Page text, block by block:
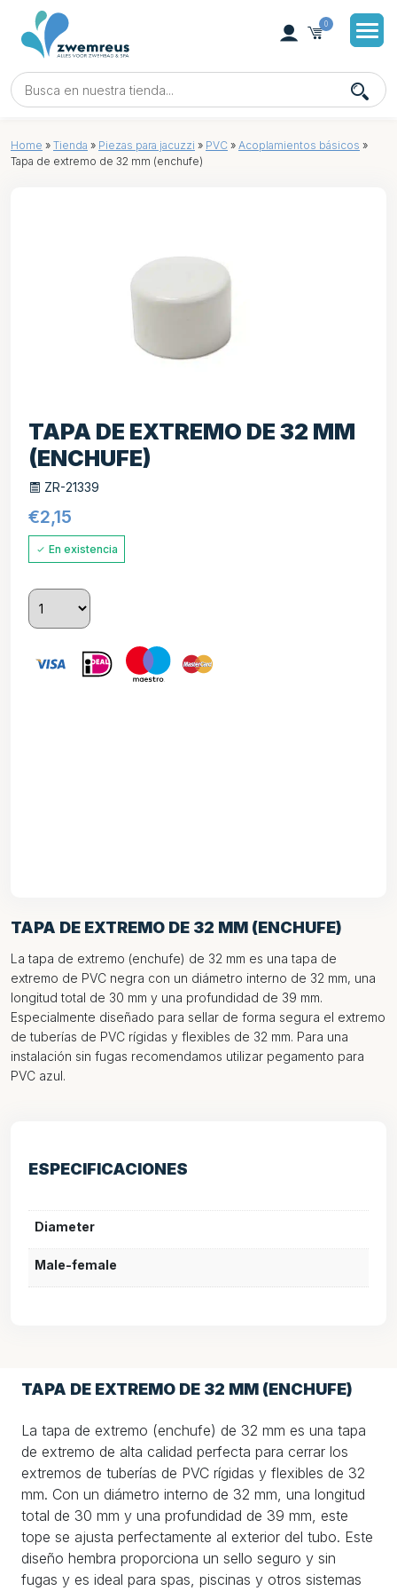
0
Home » Tienda » Piezas para jacuzzi » PVC » Acoplamientos básicos »
Tapa de extremo de 32 mm (enchufe)
TAPA DE EXTREMO DE 32 MM (ENCHUFE)
La tapa de extremo (enchufe) de 32 mm es una tapa de
extremo de PVC negra con un diámetro interno de 32 mm, una
longitud total de 30 mm y una profundidad de 39 mm.
Especialmente diseñado para sellar de forma segura el extremo
de tuberías de PVC rígidas y flexibles de 32 mm. Para una
instalación sin fugas recomendamos utilizar pegamento para
PVC azul.
ESPECIFICACIONES
Diameter
Male-female
TAPA DE EXTREMO DE 32 MM
(ENCHUFE)
ZR-21339
€2,15
En existencia
TAPA DE EXTREMO DE 32 MM (ENCHUFE)
La tapa de extremo (enchufe) de 32 mm es una tapa
de extremo de alta calidad perfecta para cerrar los
extremos de tuberías de PVC rígidas y flexibles de 32
mm. Con un diámetro interno de 32 mm, una longitud
total de 30 mm y una profundidad de 39 mm, este
tope se ajusta perfectamente al exterior del tubo. Este
diseño hembra proporciona un sello seguro y sin
fugas y es ideal para spas, piscinas y otros sistemas